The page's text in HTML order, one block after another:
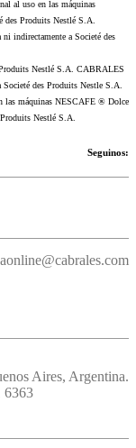
al uso en las máquinas
des Produits Nestlé S.A.
indirectamente a Societé des
Nestlé S.A. CABRALES
des Produits Nestle S.A.
las máquinas NESCAFE ® Dolce
Nestlé S.A.
Seguinos:
Aires, Argentina.
6363